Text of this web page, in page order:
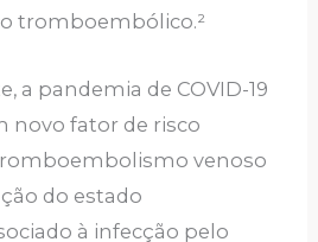
tromboembólico.²
a pandemia de COVID-19
novo fator de risco
venoso
do estado
à infecção pelo